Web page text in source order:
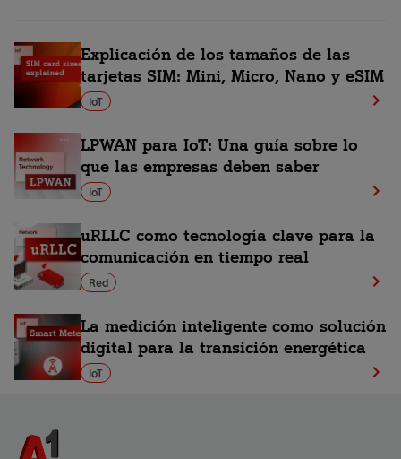
Explicación de los tamaños de las
tarjetas SIM: Mini, Micro, Nano y eSIM
IoT
LPWAN para IoT: Una guía sobre lo
que las empresas deben saber
IoT
uRLLC como tecnología clave para la
comunicación en tiempo real
Red
La medición inteligente como solución
digital para la transición energética
IoT